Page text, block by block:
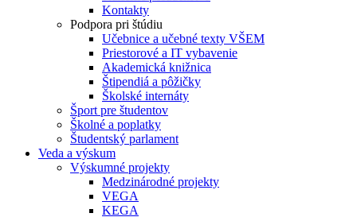
Kontakty
Podpora pri štúdiu
Učebnice a učebné texty VŠEM
Priestorové a IT vybavenie
Akademická knižnica
Štipendiá a pôžičky
Školské internáty
Šport pre študentov
Školné a poplatky
Študentský parlament
Veda a výskum
Výskumné projekty
Medzinárodné projekty
VEGA
KEGA